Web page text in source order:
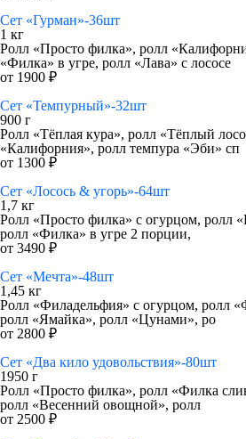
Сет «Гурман»-36шт
1 кг
Ролл «Просто филка», ролл
«Филка» в угре, ролл «Лава» с лососе
от 1900 ₽
Сет «Темпурный»-32шт
900 г
Ролл «Тёплая кура», ролл «Тёплый
«Калифорния», ролл темпура «Эби» сп
от 1300 ₽
Сет «Лосось & угорь»-64шт
1,7 кг
Ролл «Просто филка» с огурцом, ролл
ролл «Филка» в угре 2 порции,
от 3490 ₽
Сет «Мечта»-48шт
1,45 кг
Ролл «Филадельфия» с огурцом, ролл
ролл «Ямайка», ролл «Цунами», ро
от 2800 ₽
Сет «Два кило удовольствия»-80шт
1950 г
Ролл «Просто филка», ролл «Филка
ролл «Весенний овощной», ролл
от 2500 ₽